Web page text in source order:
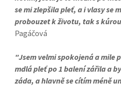
se mi zlepšila pleť, a i vlasy se
probouzet k životu, tak s
Pagáčová
"Jsem velmi spokojená a mile
mdlá pleť po 1 balení zářila a
záda, a hlavně se cítím méně